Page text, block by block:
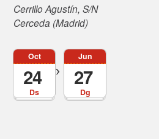
Cerrillo Agustín, S/N
Cerceda (Madrid)
Ds
Oct
24
Dg
Jun
27